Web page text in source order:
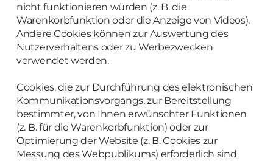
nicht funktionieren würden (z. B. die
Warenkorbfunktion oder die Anzeige von Videos).
Andere Cookies können zur Auswertung des
Nutzerverhaltens oder zu Werbezwecken
verwendet werden.
Cookies, die zur Durchführung des elektronischen
Kommunikationsvorgangs, zur Bereitstellung
bestimmter, von Ihnen erwünschter Funktionen
(z. B. für die Warenkorbfunktion) oder zur
Optimierung der Website (z. B. Cookies zur
Messung des Webpublikums) erforderlich sind